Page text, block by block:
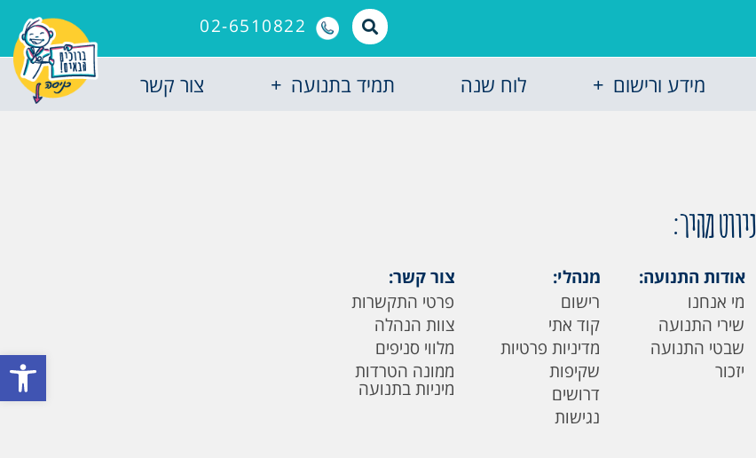
פתח
02-6510822
מידע ורישום לוח שנה תמיד בתנועה צור קשר
ניווט מהיר:
אודות התנועה:
מי אנחנו
שירי התנועה
שבטי התנועה
יזכור
מנהלי:
רישום
קוד אתי
מדיניות פרטיות
שקיפות
דרושים
נגישות
צור קשר:
פרטי התקשרות
צוות הנהלה
מלווי סניפים
ממונה הטרדות
מיניות בתנועה